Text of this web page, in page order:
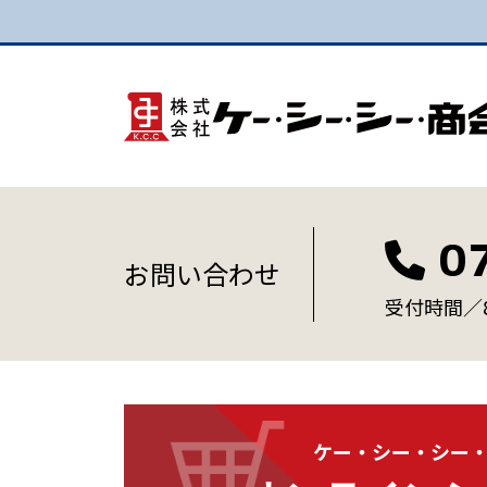
お問い合わせ
受付時間
ケー・シー・シー